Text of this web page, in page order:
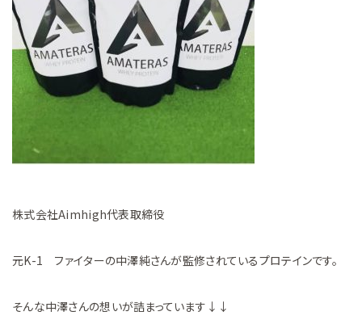
株式会社Aimhigh代表取締役
元K-1 ファイターの中澤純さんが監修されているプロテインです。
そんな中澤さんの想いが詰まっています↓↓